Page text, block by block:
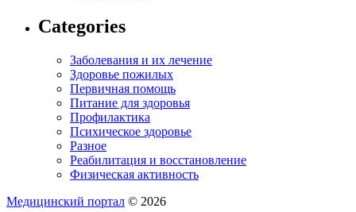
Categories
Заболевания и их лечение
Здоровье пожилых
Первичная помощь
Питание для здоровья
Профилактика
Психическое здоровье
Разное
Реабилитация и восстановление
Физическая активность
Медицинский портал © 2026